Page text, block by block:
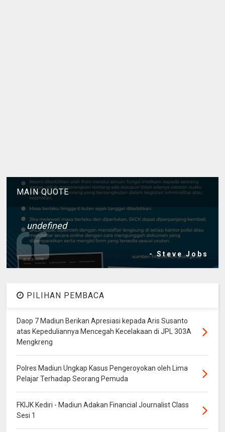
MAIN QUOTE
undefined
- Steve Jobs
PILIHAN PEMBACA
Daop 7 Madiun Berikan Apresiasi kepada Aris Susanto
atas Kepeduliannya Mencegah Kecelakaan di JPL 303A
Mengkreng
Polres Madiun Ungkap Kasus Pengeroyokan oleh Lima
Pelajar Terhadap Seorang Pemuda
FKIJK Kediri - Madiun Adakan Financial Journalist Class
Sesi 1